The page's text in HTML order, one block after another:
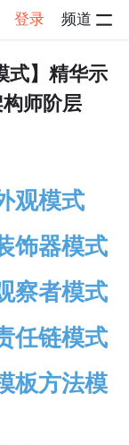
登录 频道
帖子详情
式】精华示
师阶层
观模式
饰器模式
察者模式
任链模式
板方法模